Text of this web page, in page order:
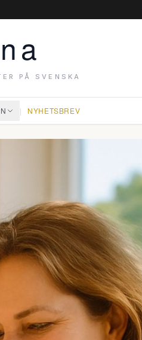
PÅ SVENSKA
| NYHETSBREV